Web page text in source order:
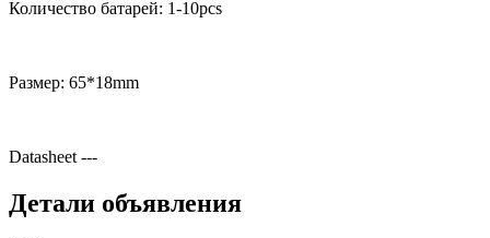
Количество батарей: 1-10pcs
Размер: 65*18mm
Datasheet ---
Детали объявления